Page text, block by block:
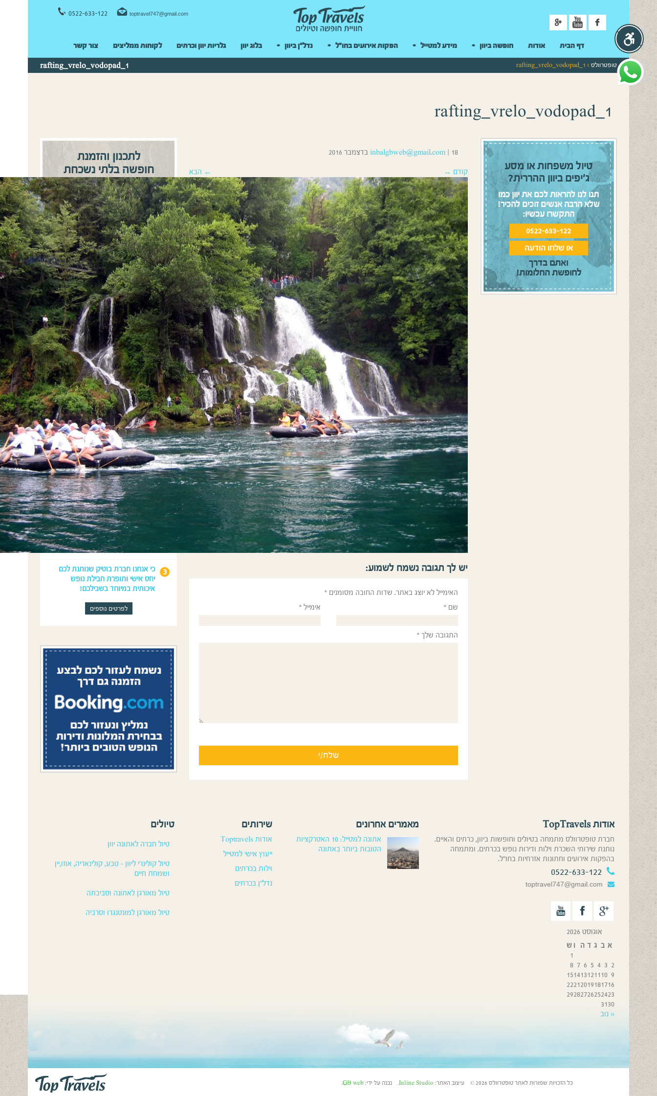
0522-633-122 toptravel747@gmail.com
דף הבית אודות חופשה ביוון מידע למטייל הפקות אירועים בחו"ל נדל"ן ביוון בלוג יוון גלריות יוון וכרתים לקוחות ממליצים צור קשר
טופטרוולס > rafting_vrelo_vodopad_1
rafting_vrelo_vodopad_1
rafting_vrelo_vodopad_1
לתכנון והזמנת
חופשה בלתי נשכחת
התקשרו:0522-633122או
השאירו פרטים ונחזור אליכם
בהקדם!
שם מלא
אימייל
טלפון
מדוע לנפוש איתנו?
כי נדאג לכל מה שצריך לחופשה
המושלמת שלכם: טיסות, השכרת
רכב, לינה וטיולים.
כי יוון היא הבית והמומחיות שלנו מעל
15 שנה ויש לנו הצעות ייחודיות שלא
תמצאו בשום מקום אחר!
כי אנחנו חברת בוטיק שנותנת לכם
יחס אישי ותופרת חבילת נופש
איכותית במיוחד בשבילכם!
לפרטים נוספים
inbalgbweb@gmail.com 18 בדצמבר 2016
קודם → ← הבא
יש לך תגובה נשמח לשמוע:
האימייל לא יוצג באתר. שדות החובה מסומנים *
שם * אימייל *
התגובה שלך *
טיול משפחות או מסע
ג’יפים ביוון ההררית?
תנו לנו להראות לכם את יוון כמו
שלא הרבה אנשים זוכים להכיר!
התקשרו עכשיו:
0522-633-122
או שלחו הודעה
ואתם בדרך
לחופשת החלומות!
טיולים
טיול חברה לאתונה יוון
טיול קולינרי ליוון – טבע, קולינאריה, אוזו,יין
ושמחת חיים
טיול מאורגן לאתונה וסביבתה
טיול מאורגן למונטנגרו וסרביה
שירותים
אודות Toptravels
ייעוץ אישי למטייל
וילות בכרתים
נדל”ן בכרתים
מאמרים אחרונים
אתונה למטייל: 10 האטרקציות
הטובות ביותר באתונה
אודות TopTravels
חברת טופטרוולס מתמחה בטיולים וחופשות ביוון, כרתים והאיים.
נותנת שירותי השכרת וילות ודירות נופש בכרתים. ומתמחה
בהפקות אירועים וחתונות אזרחיות בחו”ל.
0522-633-122
toptravel747@gmail.com
אוגוסט 2026
א ב ג ד ה ו ש
1
2
3
4
5
6
7
8
9
10
11
12
13
14
15
16
17
18
19
20
21
22
23
24
25
26
27
28
29
30
31
« נוב
כל הזכויות שמורות לאתר טופטרוולס 2026 © עיצוב האתר: Inline Studio. נבנה על ידי: GB web
.